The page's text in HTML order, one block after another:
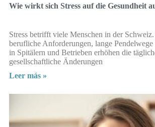
Wie wirkt sich Stress auf die Gesundheit
Stress betrifft viele Menschen in der
berufliche Anforderungen, lange
in Spitälern und Betrieben erhöhen die
gesellschaftliche Änderungen
Leer más »